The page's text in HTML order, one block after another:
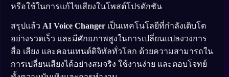
หรือใช้ในการแก้ไขเสียงในโพสต์โปรดักชัน
สรุปแล้ว AI Voice Changer เป็นเทคโนโลยีที่กำลังเติบโต
อย่างรวดเร็ว และมีศักยภาพสูงในการเปลี่ยนแปลงวงการ
สื่อ เสียง และคอนเทนต์ดิจิทัลทั่วโลก ด้วยความสามารถใน
การเปลี่ยนเสียงได้อย่างสมจริง ใช้งานง่าย และตอบโจทย์